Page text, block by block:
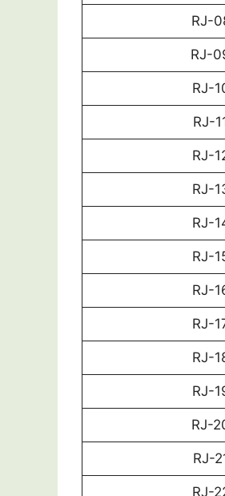
RJ-
RJ-
RJ-
RJ-
RJ-
RJ-
RJ-
RJ-
RJ-
RJ-
RJ-
RJ-
RJ-
RJ-
RJ-